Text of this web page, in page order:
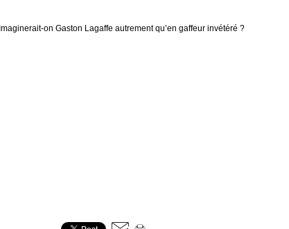
Imaginerait-on Gaston Lagaffe autrement qu’en gaffeur invétéré ?